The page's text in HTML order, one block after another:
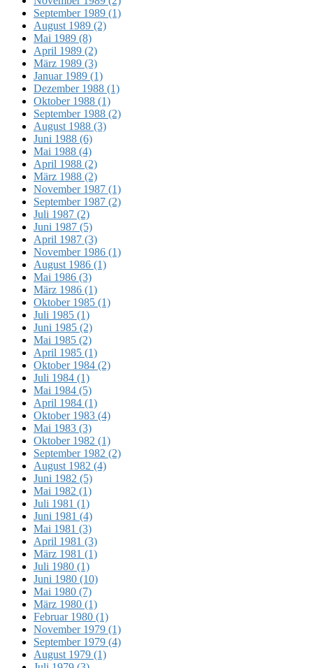
September 1989 (1)
August 1989 (2)
Mai 1989 (8)
April 1989 (2)
März 1989 (3)
Januar 1989 (1)
Dezember 1988 (1)
Oktober 1988 (1)
September 1988 (2)
August 1988 (3)
Juni 1988 (6)
Mai 1988 (4)
April 1988 (2)
März 1988 (2)
November 1987 (1)
September 1987 (2)
Juli 1987 (2)
Juni 1987 (5)
April 1987 (3)
November 1986 (1)
August 1986 (1)
Mai 1986 (3)
März 1986 (1)
Oktober 1985 (1)
Juli 1985 (1)
Juni 1985 (2)
Mai 1985 (2)
April 1985 (1)
Oktober 1984 (2)
Juli 1984 (1)
Mai 1984 (5)
April 1984 (1)
Oktober 1983 (4)
Mai 1983 (3)
Oktober 1982 (1)
September 1982 (2)
August 1982 (4)
Juni 1982 (5)
Mai 1982 (1)
Juli 1981 (1)
Juni 1981 (4)
Mai 1981 (3)
April 1981 (3)
März 1981 (1)
Juli 1980 (1)
Juni 1980 (10)
Mai 1980 (7)
März 1980 (1)
Februar 1980 (1)
November 1979 (1)
September 1979 (4)
August 1979 (1)